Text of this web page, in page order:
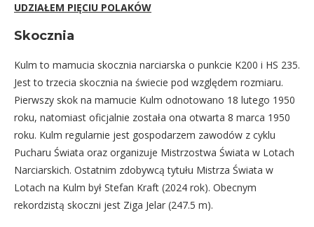
UDZIAŁEM PIĘCIU POLAKÓW
Skocznia
Kulm to mamucia skocznia narciarska o punkcie K200 i HS 235.
Jest to trzecia skocznia na świecie pod względem rozmiaru.
Pierwszy skok na mamucie Kulm odnotowano 18 lutego 1950
roku, natomiast oficjalnie została ona otwarta 8 marca 1950
roku. Kulm regularnie jest gospodarzem zawodów z cyklu
Pucharu Świata oraz organizuje Mistrzostwa Świata w Lotach
Narciarskich. Ostatnim zdobywcą tytułu Mistrza Świata w
Lotach na Kulm był Stefan Kraft (2024 rok). Obecnym
rekordzistą skoczni jest Ziga Jelar (247.5 m).